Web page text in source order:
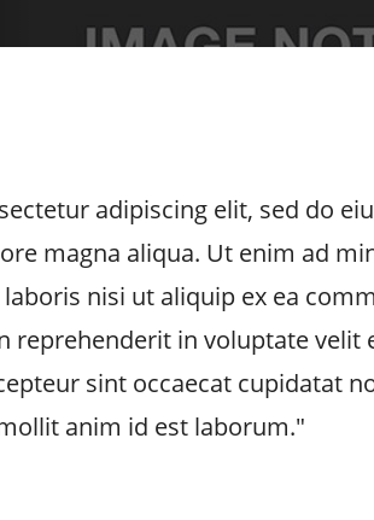
adipiscing elit, sed do
magna aliqua. Ut enim ad
nisi ut aliquip ex ea
reprehenderit in voluptate velit
sint occaecat cupidatat
anim id est laborum."